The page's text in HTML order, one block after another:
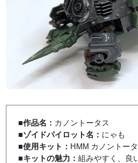
■作品名： カノントータス
■ゾイドパイロット名： にゃも
■使用キット： HMM カノントー
■キットの魅力： 組みやすく、良